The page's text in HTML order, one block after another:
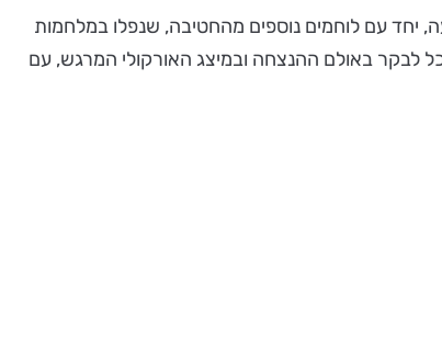
יחד עם לוחמים נוספים מהחטיבה, שנפלו במלחמות
לבקר באולם ההנצחה ובמיצג האורקולי המרגש, עם